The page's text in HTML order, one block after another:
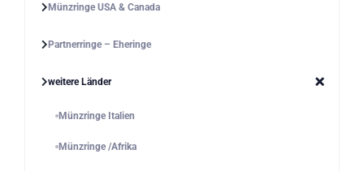
Münzringe USA & Canada
Partnerringe – Eheringe
weitere Länder
Münzringe Italien
Münzringe /Afrika